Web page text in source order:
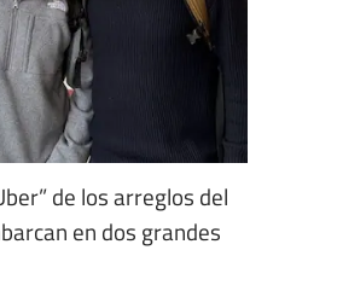
de los arreglos del
en dos grandes